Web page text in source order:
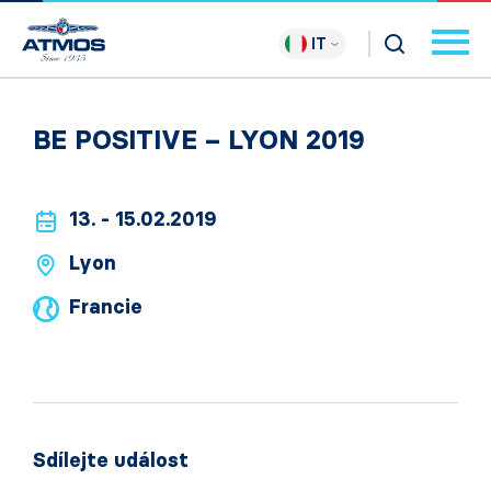
IT
BE POSITIVE – LYON 2019
13. - 15.02.2019
Lyon
Francie
Sdílejte událost